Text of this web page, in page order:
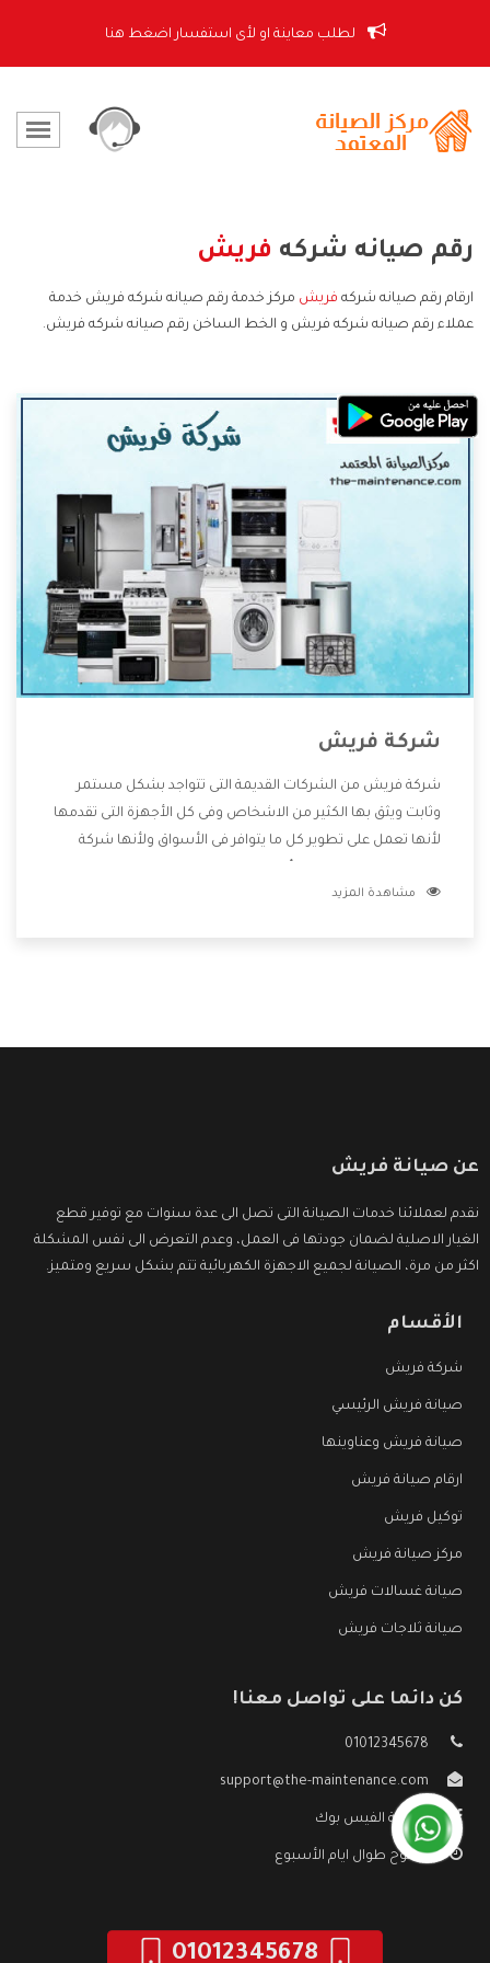
لطلب معاينة او لأى استفسار اضغط هنا
رقم صيانه شركه فريش
ارقام رقم صيانه شركه فريش مركز خدمة رقم صيانه شركه فريش خدمة
عملاء رقم صيانه شركه فريش و الخط الساخن رقم صيانه شركه فريش.
شركة فريش
شركة فريش من الشركات القديمة التى تتواجد بشكل مستمر
وثابت ويثق بها الكثير من الاشخاص وفى كل الأجهزة التى تقدمها
لأنها تعمل على تطوير كل ما يتوافر فى الأسواق ولأنها شركة
وتقدم للعملاء أقوى العروض والخصومات التى تسهل على
مشاهدة المزيد
عن صيانة فريش
نقدم لعملائنا خدمات الصيانة التى تصل الى عدة سنوات مع توفير قطع
الغيار الاصلية لضمان جودتها فى العمل، وعدم التعرض الى نفس المشكلة
اكثر من مرة، الصيانة لجميع الاجهزة الكهربائية تتم بشكل سريع ومتميز.
الأقسام
شركة فريش
صيانة فريش الرئيسي
صيانة فريش وعناوينها
ارقام صيانة فريش
توكيل فريش
مركز صيانة فريش
صيانة غسالات فريش
صيانة ثلاجات فريش
كن دائما على تواصل معنا!
01012345678
support@the-maintenance.com
صفحة الفيس بوك
مفتوح طوال ايام الأسبوع
01012345678